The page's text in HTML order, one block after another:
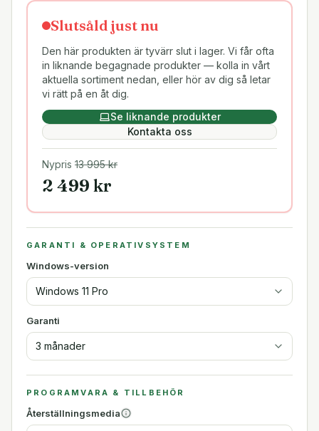
Slutsåld just nu
Den här produkten är tyvärr slut i lager. Vi får ofta
in liknande begagnade produkter — kolla in vårt
aktuella sortiment nedan, eller hör av dig så letar
vi rätt på en åt dig.
Se liknande produkter
Kontakta oss
Nypris 13 995kr
2 499 kr
GARANTI & OPERATIVSYSTEM
Windows-version
Windows 11 Pro
Garanti
3 månader
PROGRAMVARA & TILLBEHÖR
Återställningsmedia